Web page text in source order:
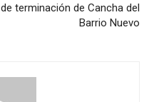
de terminación de Cancha del
Barrio Nuevo